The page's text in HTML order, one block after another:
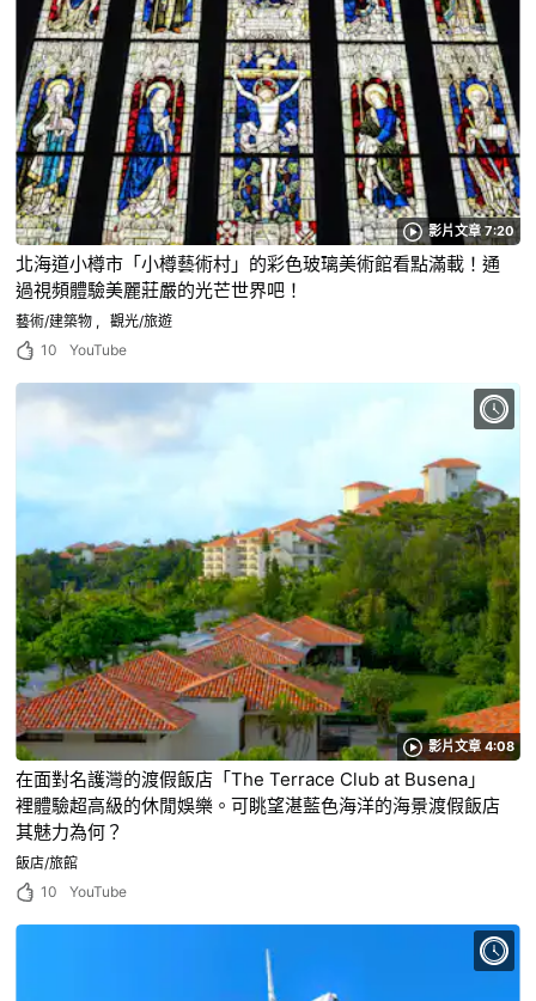
影片文章 7:20
北海道小樽市「小樽藝術村」的彩色玻璃美術館看點滿載！通
過視頻體驗美麗莊嚴的光芒世界吧！
藝術/建築物
觀光/旅遊
10
YouTube
影片文章 4:08
在面對名護灣的渡假飯店「The Terrace Club at Busena」
裡體驗超高級的休閒娛樂。可眺望湛藍色海洋的海㬌渡假飯店
其魅力為何？
飯店/旅館
10
YouTube